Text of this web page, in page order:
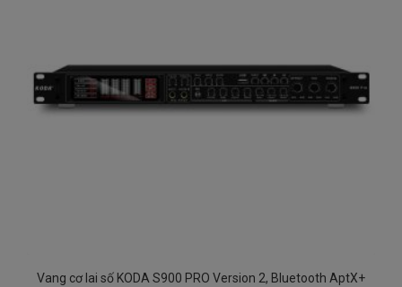
Vang cơ lai số KODA S900 PRO Version 2, Bluetooth AptX+